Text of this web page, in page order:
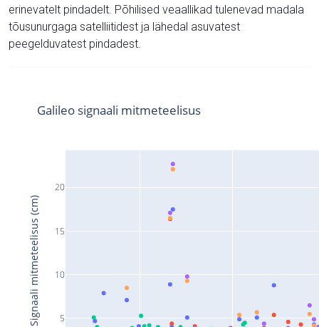
erinevatelt pindadelt. Põhilised veaallikad tulenevad madala
tõusunurgaga satelliitidest ja lähedal asuvatest
peegelduvatest pindadest.
5
10
15
20
Galileo signaali mitmeteelisus
Signaali mitmeteelisus (cm)